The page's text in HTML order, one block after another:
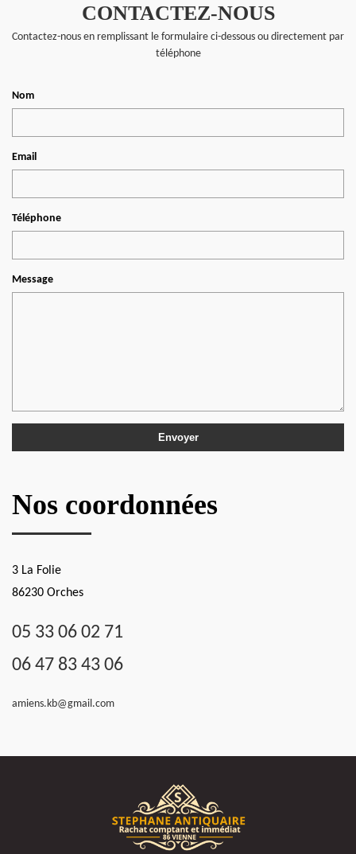
CONTACTEZ-NOUS
Contactez-nous en remplissant le formulaire ci-dessous ou directement par
téléphone
Nom
Email
Téléphone
Message
Nos coordonnées
3 La Folie
86230 Orches
05 33 06 02 71
06 47 83 43 06
amiens.kb@gmail.com